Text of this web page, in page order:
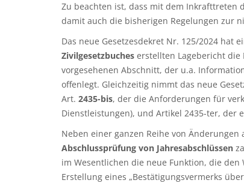
Zu beachten ist, dass mit dem Inkrafttreten
damit auch die bisherigen Regelungen zur
Das neue Gesetzesdekret Nr. 125/2024 hat
Zivilgesetzbuches erstellten Lagebericht
vorgesehenen Abschnitt, der u.a.
offenlegt. Gleichzeitig nimmt das neue
Art. 2435-bis, der die Anforderungen für
Dienstleistungen), und Artikel 2435-ter, der
Neben einer ganzen Reihe von
Abschlussprüfung von Jahresabschlüssen
im Wesentlichen die neue Funktion, die
Erstellung eines „Bestätigungsvermerks